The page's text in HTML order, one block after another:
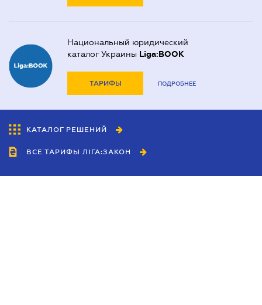
Национальный юридический
каталог Украины Liga:BOOK
ТАРИФЫ ПОДРОБНЕЕ
КАТАЛОГ РЕШЕНИЙ
ВСЕ ТАРИФЫ ЛІГА:ЗАКОН